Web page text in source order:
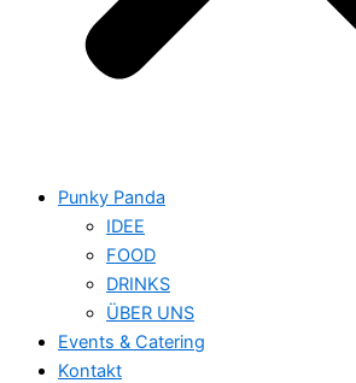
Punky Panda
IDEE
FOOD
DRINKS
ÜBER UNS
Events & Catering
Kontakt